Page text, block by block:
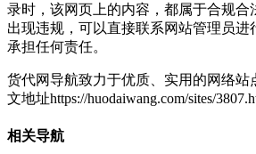
录时，该网页上的内容，都属于合规合
出现违规，可以直接联系网站管理员进
承担任何责任。
货代网导航致力于优质、实用的网络站
文地址https://huodaiwang.com/sites/
相关导航